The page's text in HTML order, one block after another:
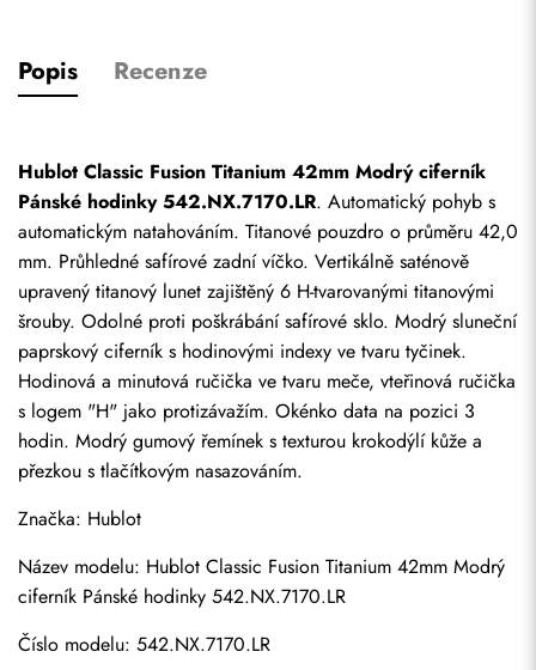
Popis Recenze
Hublot Classic Fusion Titanium 42mm Modrý ciferník
Pánské hodinky 542.NX.7170.LR. Automatický pohyb s
automatickým natahováním. Titanové pouzdro o průměru 42,0
mm. Průhledné safírové zadní víčko. Vertikálně saténově
upravený titanový lunet zajištěný 6 H-tvarovanými titanovými
šrouby. Odolné proti poškrábání safírové sklo. Modrý sluneční
paprskový ciferník s hodinovými indexy ve tvaru tyčinek.
Hodinová a minutová ručička ve tvaru meče, vteřinová ručička
s logem "H" jako protizávažím. Okénko data na pozici 3
hodin. Modrý gumový řemínek s texturou krokodýlí kůže a
přezkou s tlačítkovým nasazováním.
Značka: Hublot
Název modelu: Hublot Classic Fusion Titanium 42mm Modrý
ciferník Pánské hodinky 542.NX.7170.LR
Číslo modelu: 542.NX.7170.LR